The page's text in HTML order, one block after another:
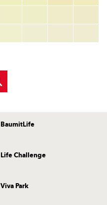
BaumitLife
Life Challenge
Viva Park